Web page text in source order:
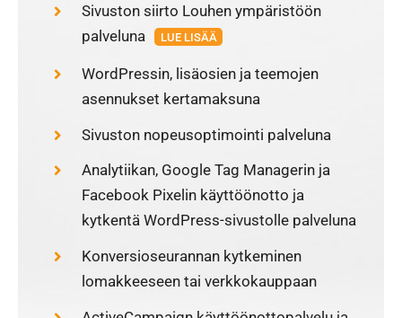
Sivuston siirto Louhen ympäristöön
palveluna
LUE LISÄÄ
WordPressin, lisäosien ja teemojen
asennukset kertamaksuna
Sivuston nopeusoptimointi palveluna
Analytiikan, Google Tag Managerin ja
Facebook Pixelin käyttöönotto ja
kytkentä WordPress-sivustolle palveluna
Konversioseurannan kytkeminen
lomakkeeseen tai verkkokauppaan